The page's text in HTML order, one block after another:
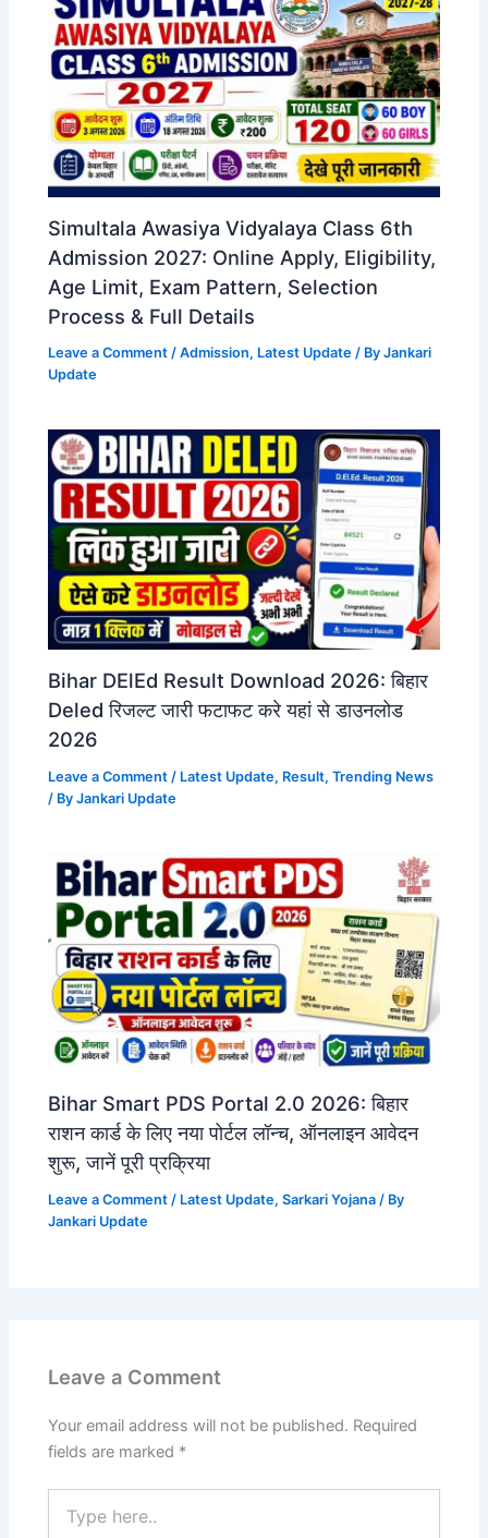
Simultala Awasiya Vidyalaya Class 6th
Admission 2027: Online Apply, Eligibility,
Age Limit, Exam Pattern, Selection
Process & Full Details
Leave a Comment /Admission, Latest Update / ByJankari
Update
Bihar DElEd Result Download 2026: बिहार
Deled रिजल्ट जारी फटाफट करे यहां से डाउनलोड
2026
Leave a Comment / Latest Update, Result,Trending News
/ ByJankari Update
Bihar Smart PDS Portal 2.0 2026: बिहार
राशन कार्ड के लिए नया पोर्टल लॉन्च, ऑनलाइन आवेदन
शुरू, जानें पूरी प्रक्रिया
Leave a Comment / Latest Update,Sarkari Yojana / By
Jankari Update
Leave a Comment
Your email address will not be published. Required
fields are marked *
here..